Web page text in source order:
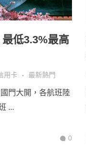
低3.3%最高
用卡 最新熱門
門大開，各航班陸
...
0